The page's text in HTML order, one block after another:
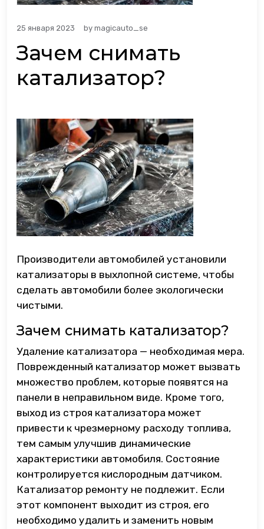
25 января 2023 by magicauto_se
Зачем снимать
катализатор?
Производители автомобилей установили
катализаторы в выхлопной системе, чтобы
сделать автомобили более экологически
чистыми.
Зачем снимать катализатор?
Удаление катализатора — необходимая мера.
Поврежденный катализатор может вызвать
множество проблем, которые появятся на
панели в неправильном виде. Кроме того,
выход из строя катализатора может
привести к чрезмерному расходу топлива,
тем самым улучшив динамические
характеристики автомобиля. Состояние
контролируется кислородным датчиком.
Катализатор ремонту не подлежит. Если
этот компонент выходит из строя, его
необходимо удалить и заменить новым